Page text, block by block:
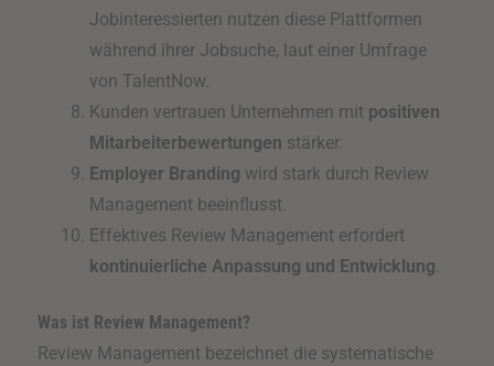
Jobinteressierten nutzen diese Plattformen
während ihrer Jobsuche, laut einer Umfrage
von TalentNow.
Kunden vertrauen Unternehmen mit positiven
Mitarbeiterbewertungen stärker.
Employer Branding wird stark durch Review
Management beeinflusst.
Effektives Review Management erfordert
kontinuierliche Anpassung und Entwicklung.
Was ist Review Management?
Review Management bezeichnet die systematische